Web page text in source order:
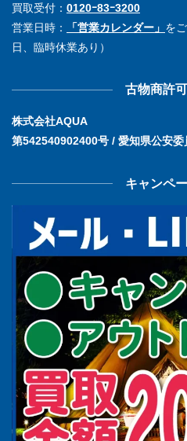
買取受付： 0120ｰ83ｰ3200
営業日時：
「営業カレンダー」 を
日、臨時休業あり）
古物商許
株式会社AQUA
第542540902400号 / 愛知県公安委
キャンペ